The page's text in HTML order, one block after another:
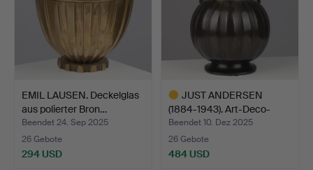
EMIL LAUSEN. Deckelglas
aus polierter Bron…
Beendet 24. Sep 2025
26 Gebote
294 USD
JUST ANDERSEN
(1884-1943). Art-Deco-
Vase m…
Beendet 10. Dez 2025
26 Gebote
484 USD